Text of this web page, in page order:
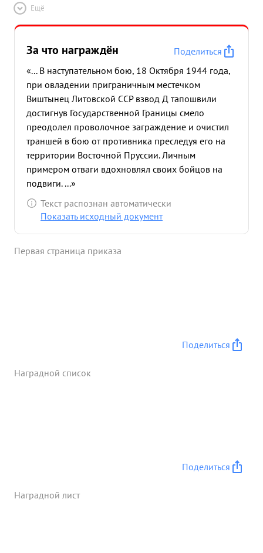
Ещё
За что награждён
Поделиться
«... В наступательном бою, 18 Октября 1944 года,
при овладении приграничным местечком
Виштынец Литовской ССР взвод Д тапошвили
достигнув Государственной Границы смело
преодолел проволочное заграждение и очистил
траншей в бою от противника преследуя его на
территории Восточной Пруссии. Личным
примером отваги вдохновлял своих бойцов на
подвиги. ...»
Текст распознан автоматически
Показать исходный документ
Первая страница приказа
Поделиться
Наградной список
Поделиться
Наградной лист